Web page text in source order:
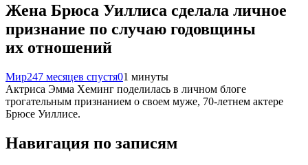
Жена Брюса Уиллиса сделала личное
признание по случаю годовщины
их отношений
Мир247 месяцев спустя01 минуты
Актриса Эмма Хеминг поделилась в личном блоге
трогательным признанием о своем муже, 70-летнем актере
Брюсе Уиллисе.
Навигация по записям